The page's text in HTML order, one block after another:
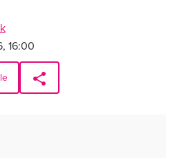
16:00